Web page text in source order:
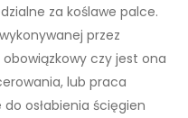
za koślawe palce.
przez
czy jest ona
lub praca
osłabienia ścięgien